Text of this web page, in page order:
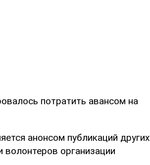
потратить авансом на
анонсом публикаций других
организации